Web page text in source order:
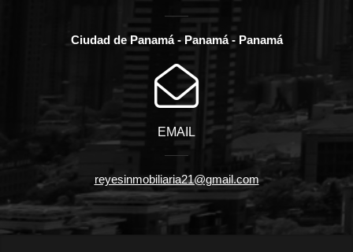
Ciudad de Panamá - Panamá - Panamá
EMAIL
reyesinmobiliaria21@gmail.com